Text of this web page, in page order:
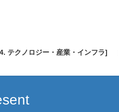
テクノロジー・産業・インフラ]